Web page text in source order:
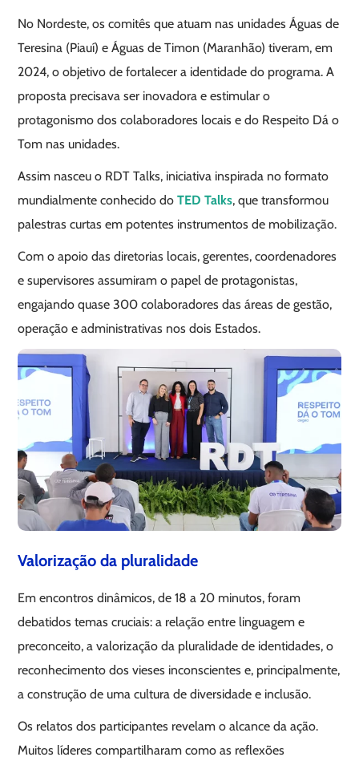
No Nordeste, os comitês que atuam nas unidades Águas de
Teresina (Piauí) e Águas de Timon (Maranhão) tiveram, em
2024, o objetivo de fortalecer a identidade do programa. A
proposta precisava ser inovadora e estimular o
protagonismo dos colaboradores locais e do Respeito Dá o
Tom nas unidades.
Assim nasceu o RDT Talks, iniciativa inspirada no formato
mundialmente conhecido doTED Talks, que transformou
palestras curtas em potentes instrumentos de mobilização.
Com o apoio das diretorias locais, gerentes, coordenadores
e supervisores assumiram o papel de protagonistas,
engajando quase 300 colaboradores das áreas de gestão,
operação e administrativas nos dois Estados.
Valorização da pluralidade
Em encontros dinâmicos, de 18 a 20 minutos, foram
debatidos temas cruciais: a relação entre linguagem e
preconceito, a valorização da pluralidade de identidades, o
reconhecimento dos vieses inconscientes e, principalmente,
a construção de uma cultura de diversidade e inclusão.
Os relatos dos participantes revelam o alcance da ação.
Muitos líderes compartilharam como as reflexões